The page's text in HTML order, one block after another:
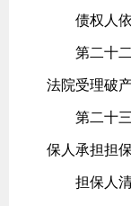
债权人依
第二十二
法院受理破
第二十三
保人承担担
担保人清